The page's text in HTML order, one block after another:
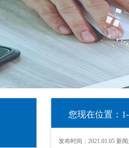
您现在位置：
发布时间： 2021.01.05 新